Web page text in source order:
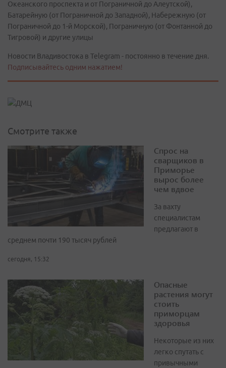
Океанского проспекта и от Пограничной до Алеутской),
Батарейную (от Пограничной до Западной), Набережную (от
Пограничной до 1-й Морской), Пограничную (от Фонтанной до
Тигровой) и другие улицы
Новости Владивостока в Telegram - постоянно в течение дня.
Подписывайтесь одним нажатием!
Смотрите также
Спрос на
сварщиков в
Приморье
вырос более
чем вдвое
За вахту
специалистам
предлагают в
среднем почти 190 тысяч рублей
сегодня, 15:32
Опасные
растения могут
стоить
приморцам
здоровья
Некоторые из них
легко спутать с
привычными